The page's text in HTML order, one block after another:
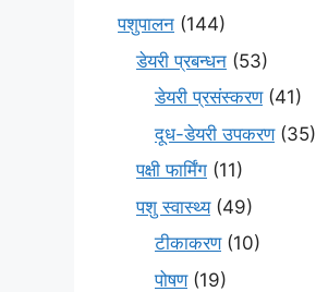
पशुपालन (144)
डेयरी प्रबन्धन (53)
डेयरी प्रसंस्करण(41)
दूध-डेयरी उपकरण(35)
पक्षी फार्मिंग (11)
पशु स्वास्थ्य(49)
टीकाकरण(10)
पोषण(19)